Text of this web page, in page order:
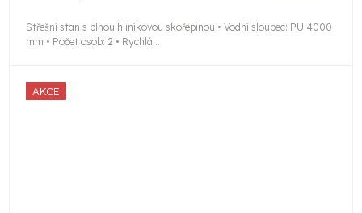
Střešní stan s plnou hliníkovou skořepinou • Vodní sloupec: PU 4000
mm • Počet osob: 2 • Rychlá...
AKCE